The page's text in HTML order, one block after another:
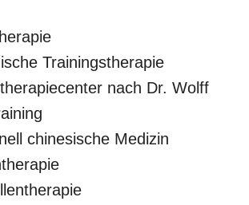
Trainingstherapie
nach Dr. Wolff
chinesische Medizin